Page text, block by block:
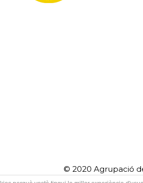
© 2020 Agrupació